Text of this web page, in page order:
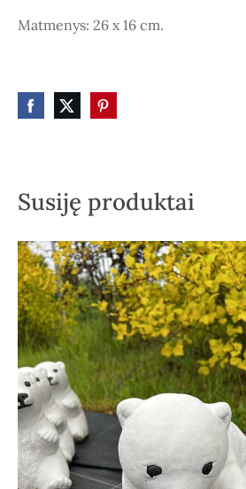
Matmenys: 26 x 16 cm.
Susiję produktai